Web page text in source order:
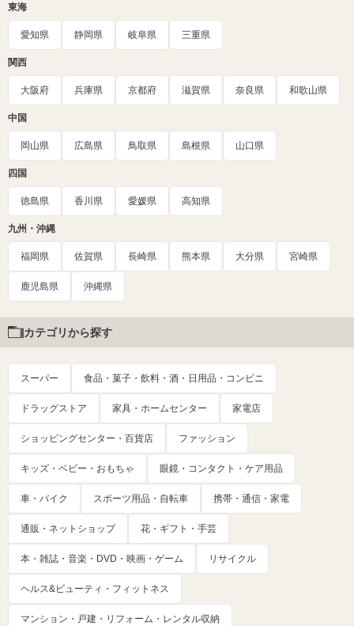
東海
愛知県 静岡県 岐阜県 三重県
関西
大阪府 兵庫県 京都府 滋賀県 奈良県 和歌山県
中国
岡山県 広島県 鳥取県 島根県 山口県
四国
徳島県 香川県 愛媛県 高知県
九州・沖縄
福岡県 佐賀県 長崎県 熊本県 大分県 宮崎県
鹿児島県 沖縄県
カテゴリから探す
スーパー 食品・菓子・飲料・酒・日用品・コンビニ
ドラッグストア 家具・ホームセンター 家電店
ショッピングセンター・百貨店 ファッション
キッズ・ベビー・おもちゃ 眼鏡・コンタクト・ケア用品
車・バイク スポーツ用品・自転車 携帯・通信・家電
通販・ネットショップ 花・ギフト・手芸
本・雑誌・音楽・DVD・映画・ゲーム リサイクル
ヘルス&ビューティ・フィットネス
マンション・戸建・リフォーム・レンタル収納